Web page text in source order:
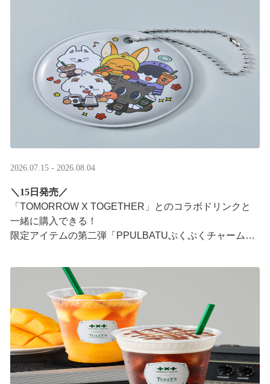
2026.07.15 - 2026.08.04
＼15日発売／
「TOMORROW X TOGETHER」とのコラボドリンクと
一緒に購入できる！​
限定アイテムの第二弾「PPULBATUぷくぷくチャーム」​